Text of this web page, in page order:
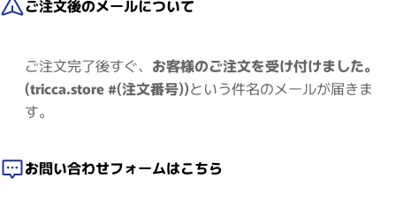
ご注文後のメールについて
ご注文完了後すぐ、 お客様のご注文を受け付けました。
(tricca.store #(注文番号))という件名のメールが届きま
す。
お問い合わせフォームはこちら